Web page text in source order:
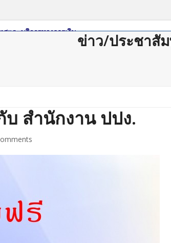
ข่าว/ประชาสั
สำนักงาน ปปง.